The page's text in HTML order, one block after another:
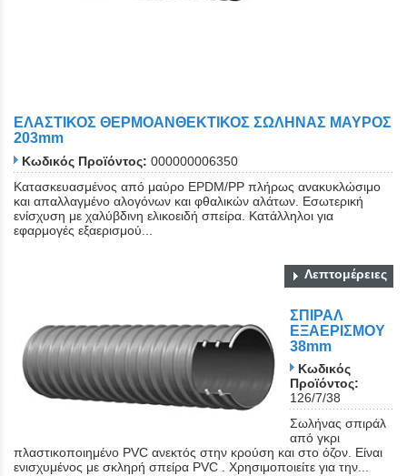
ΕΛΑΣΤΙΚΟΣ ΘΕΡΜΟΑΝΘΕΚΤΙΚΟΣ ΣΩΛΗΝΑΣ ΜΑΥΡΟΣ
203mm
Κωδικός Προϊόντος: 000000006350
Κατασκευασμένος από μαύρο EPDM/PP πλήρως ανακυκλώσιμο
και απαλλαγμένο αλογόνων και φθαλικών αλάτων. Εσωτερική
ενίσχυση με χαλύβδινη ελικοειδή σπείρα. Κατάλληλοι για
εφαρμογές εξαερισμού...
Λεπτομέρειες
ΣΠΙΡΑΛ
ΕΞΑΕΡΙΣΜΟΥ
38mm
Κωδικός
Προϊόντος:
126/7/38
Σωλήνας σπιράλ
από γκρι
πλαστικοποιημένο PVC ανεκτός στην κρούση και στο όζον. Είναι
ενισχυμένος με σκληρή σπείρα PVC . Χρησιμοποιείτε για την...